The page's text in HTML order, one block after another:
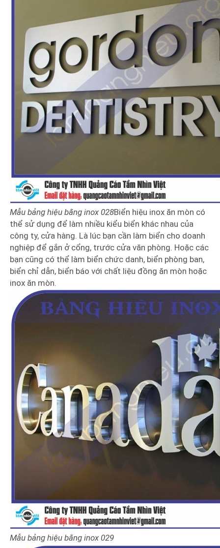
Mẫu bảng hiệu bằng inox 028Biển hiệu inox ăn mòn có
thể sử dụng để làm nhiều kiểu biển khác nhau của
công ty, cửa hàng. Là lúc bạn cần làm biển cho doanh
nghiệp để gắn ở cổng, trước cửa văn phòng. Hoặc các
bạn cũng có thể làm biển chức danh, biển phòng ban,
biển chỉ dẫn, biển báo với chất liệu đồng ăn mòn hoặc
inox ăn mòn.
Mẫu bảng hiệu bằng inox 029